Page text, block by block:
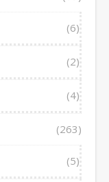
(6)
(2)
(4)
(263)
(5)